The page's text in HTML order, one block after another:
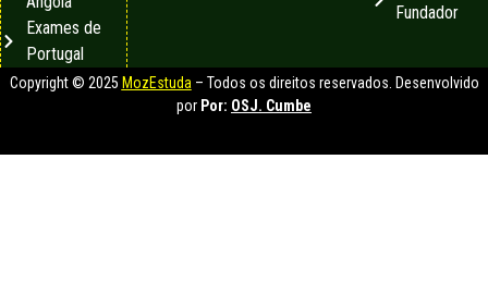
Fundador
Exames de
Portugal
Copyright © 2025 MozEstuda – Todos os direitos reservados. Desenvolvido
por Por: OSJ. Cumbe